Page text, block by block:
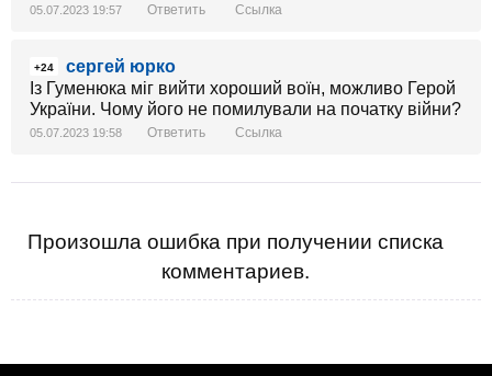
05.07.2023 19:57 Ответить Ссылка
+24
сергей юрко
Із Гуменюка міг вийти хороший воїн, можливо Герой
України. Чому його не помилували на початку війни?
05.07.2023 19:58 Ответить Ссылка
Произошла ошибка при получении списка
комментариев.